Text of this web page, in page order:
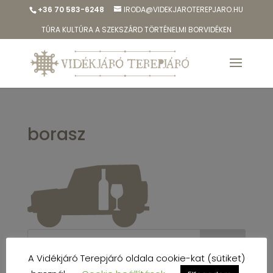
+36 70 583-6248
IRODA@VIDEKJAROTEREPJARO.HU
TÚRA KULTÚRA A SZEKSZÁRD TÖRTÉNELMI BORVIDÉKEN
borasz
A Vidékjáró Terepjáró oldala cookie-kat (sütiket)